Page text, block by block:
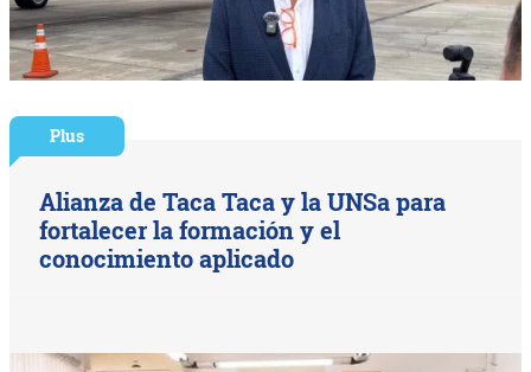
Plus
Alianza de Taca Taca y la UNSa para
fortalecer la formación y el
conocimiento aplicado